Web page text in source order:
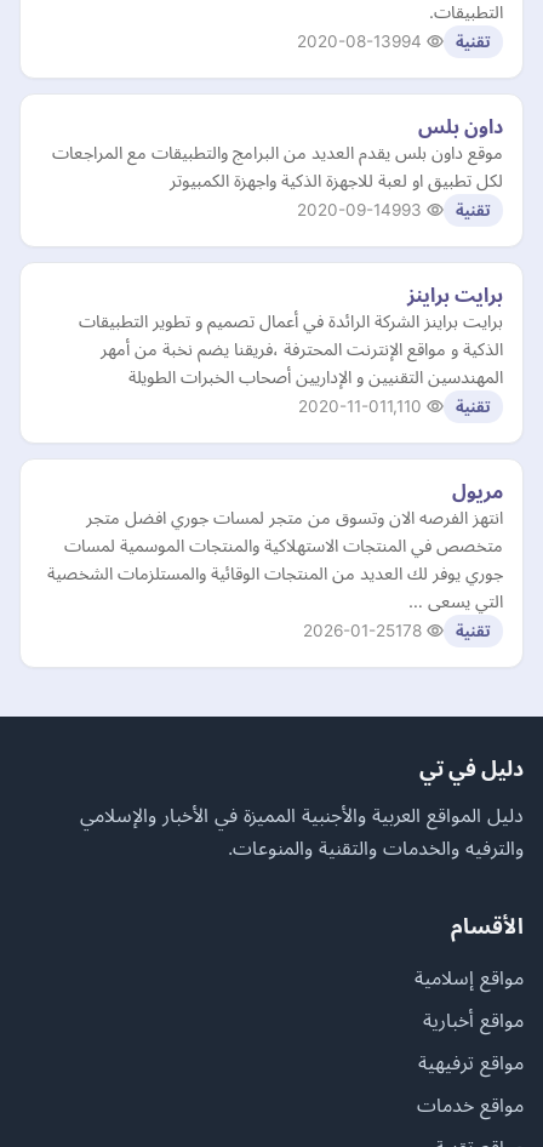
التطبيقات.
تقنية 2020-08-13
داون بلس
موقع داون بلس يقدم العديد من البرامج والتطبيقات مع المراجعات
لكل تطبيق او لعبة للاجهزة الذكية واجهزة الكمبيوتر
تقنية 2020-09-14
برايت براينز
برايت براينز الشركة الرائدة في أعمال تصميم و تطوير التطبيقات
الذكية و مواقع الإنترنت المحترفة ،فريقنا يضم نخبة من أمهر
المهندسين التقنيين و الإداريين أصحاب الخبرات الطويلة
تقنية 2020-11-01
مريول
انتهز الفرصه الان وتسوق من متجر لمسات جوري افضل متجر
متخصص في المنتجات الاستهلاكية والمنتجات الموسمية لمسات
جوري يوفر لك العديد من المنتجات الوقائية والمستلزمات الشخصية
التي يسعى …
تقنية 2026-01-25
دليل في تي
دليل المواقع العربية والأجنبية المميزة في الأخبار والإسلامي
والترفيه والخدمات والتقنية والمنوعات.
الأقسام
مواقع إسلامية
مواقع أخبارية
مواقع ترفيهية
مواقع خدمات